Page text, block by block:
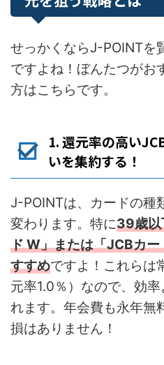
せっかくならJ-POINTを
ですよね！ぼんたつがお
方はこちらです。
1. 還元率の高い
いを集約する！
J-POINTは、カードの種
変わります。特に39歳以
ド W」または「JCBカ
すすめですよ！これらは
元率1.0％）なので、効
れます。年会費も永年無
損はありません！